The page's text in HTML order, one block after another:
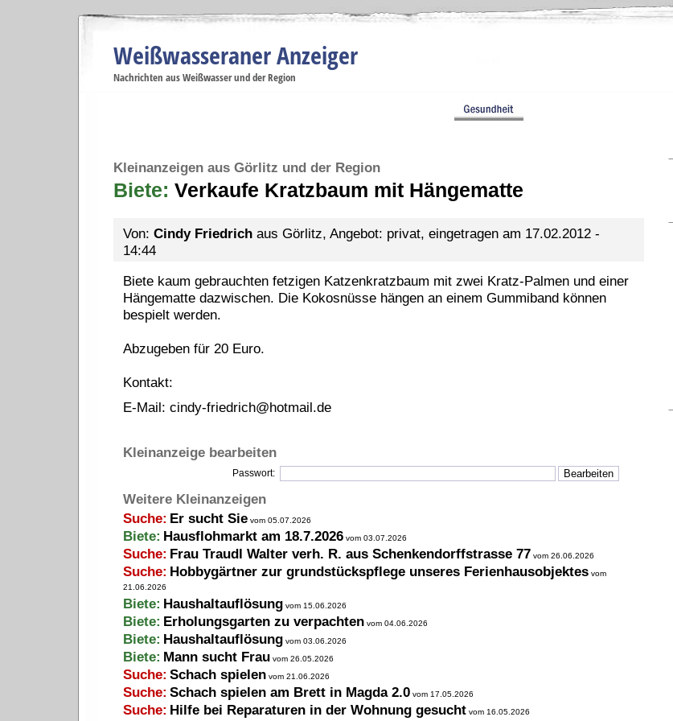
Weißwasseraner Anzeiger
Nachrichten aus Weißwasser und der Region
Kleinanzeigen aus Görlitz und der Region
Biete: Verkaufe Kratzbaum mit Hängematte
Von: Cindy Friedrichaus Görlitz, Angebot: privat, eingetragen am 17.02.2012 -
14:44
Biete kaum gebrauchten fetzigen Katzenkratzbaum mit zwei Kratz-Palmen und einer
Hängematte dazwischen. Die Kokosnüsse hängen an einem Gummiband können
bespielt werden.
Abzugeben für 20 Euro.
Kontakt:
E-Mail: cindy-friedrich@hotmail.de
Kleinanzeige bearbeiten
Passwort:
Weitere Kleinanzeigen
Suche: Er sucht Sie vom 05.07.2026
Biete: Hausflohmarkt am 18.7.2026 vom 03.07.2026
Suche: Frau Traudl Walter verh. R. aus Schenkendorffstrasse 77 vom 26.06.2026
Suche: Hobbygärtner zur grundstückspflege unseres Ferienhausobjektes vom
21.06.2026
Biete: Haushaltauflösung vom 15.06.2026
Biete: Erholungsgarten zu verpachten vom 04.06.2026
Biete: Haushaltauflösung vom 03.06.2026
Biete: Mann sucht Frau vom 26.05.2026
Suche: Schach spielen vom 21.06.2026
Suche: Schach spielen am Brett in Magda 2.0 vom 17.05.2026
Suche: Hilfe bei Reparaturen in der Wohnung gesucht vom 16.05.2026